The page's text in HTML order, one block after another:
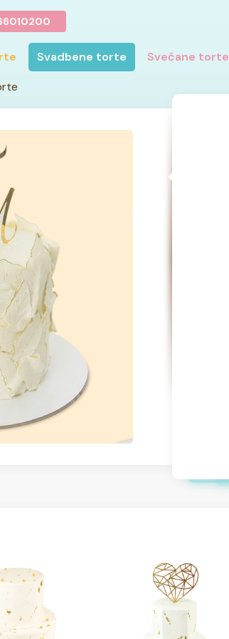
Svadbene torte Svečane torte